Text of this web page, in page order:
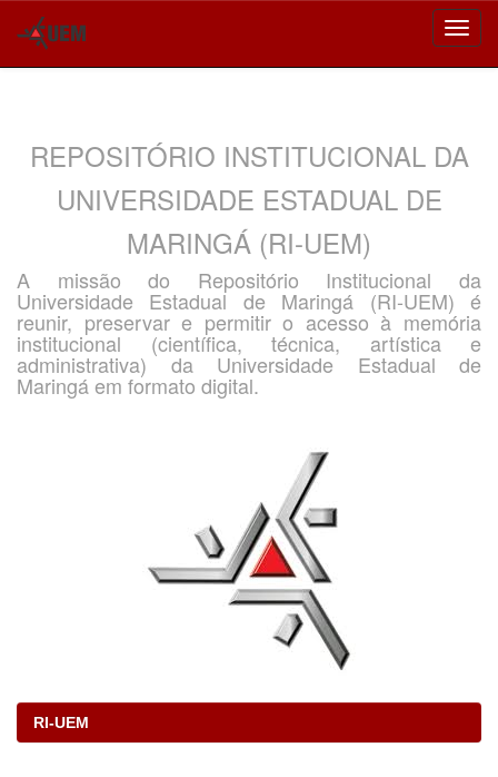
REPOSITÓRIO INSTITUCIONAL DA
UNIVERSIDADE ESTADUAL DE
MARINGÁ (RI-UEM)
A missão do Repositório Institucional da
Universidade Estadual de Maringá (RI-UEM) é
reunir, preservar e permitir o acesso à memória
institucional (científica, técnica, artística e
administrativa) da Universidade Estadual de
Maringá em formato digital.
RI-UEM